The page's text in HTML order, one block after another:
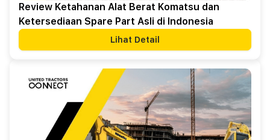
Review Ketahanan Alat Berat Komatsu dan
Ketersediaan Spare Part Asli di Indonesia
Lihat Detail